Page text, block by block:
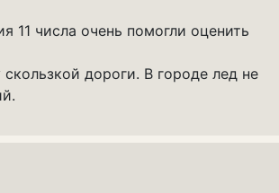
11 числа очень помогли оценить
дороги. В городе лед не